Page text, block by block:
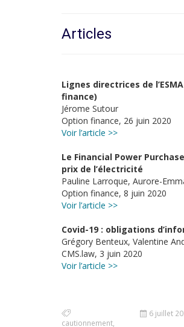
Articles
Lignes directrices de
finance)
Jérome Sutour
Option finance, 26 juin 2020
Voir l’article >>
Le Financial Power
prix de l’électricité
Pauline Larroque, Aurore-
Option finance, 8 juin 2020
Voir l’article >>
Covid-19 : obligations
Grégory Benteux, Valentine
CMS.law, 3 juin 2020
Voir l’article >>
cautionnement
6 juillet